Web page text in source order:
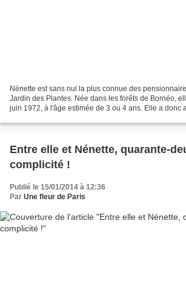
Nénette est sans nul la plus connue des
Jardin des Plantes. Née dans les forêts de Bornéo,
juin 1972, à l'âge estimée de 3 ou 4 ans. Elle a donc
Entre elle et Nénette, quarante-
complicité !
Publié le 15/01/2014 à 12:36
Par Une fleur de Paris